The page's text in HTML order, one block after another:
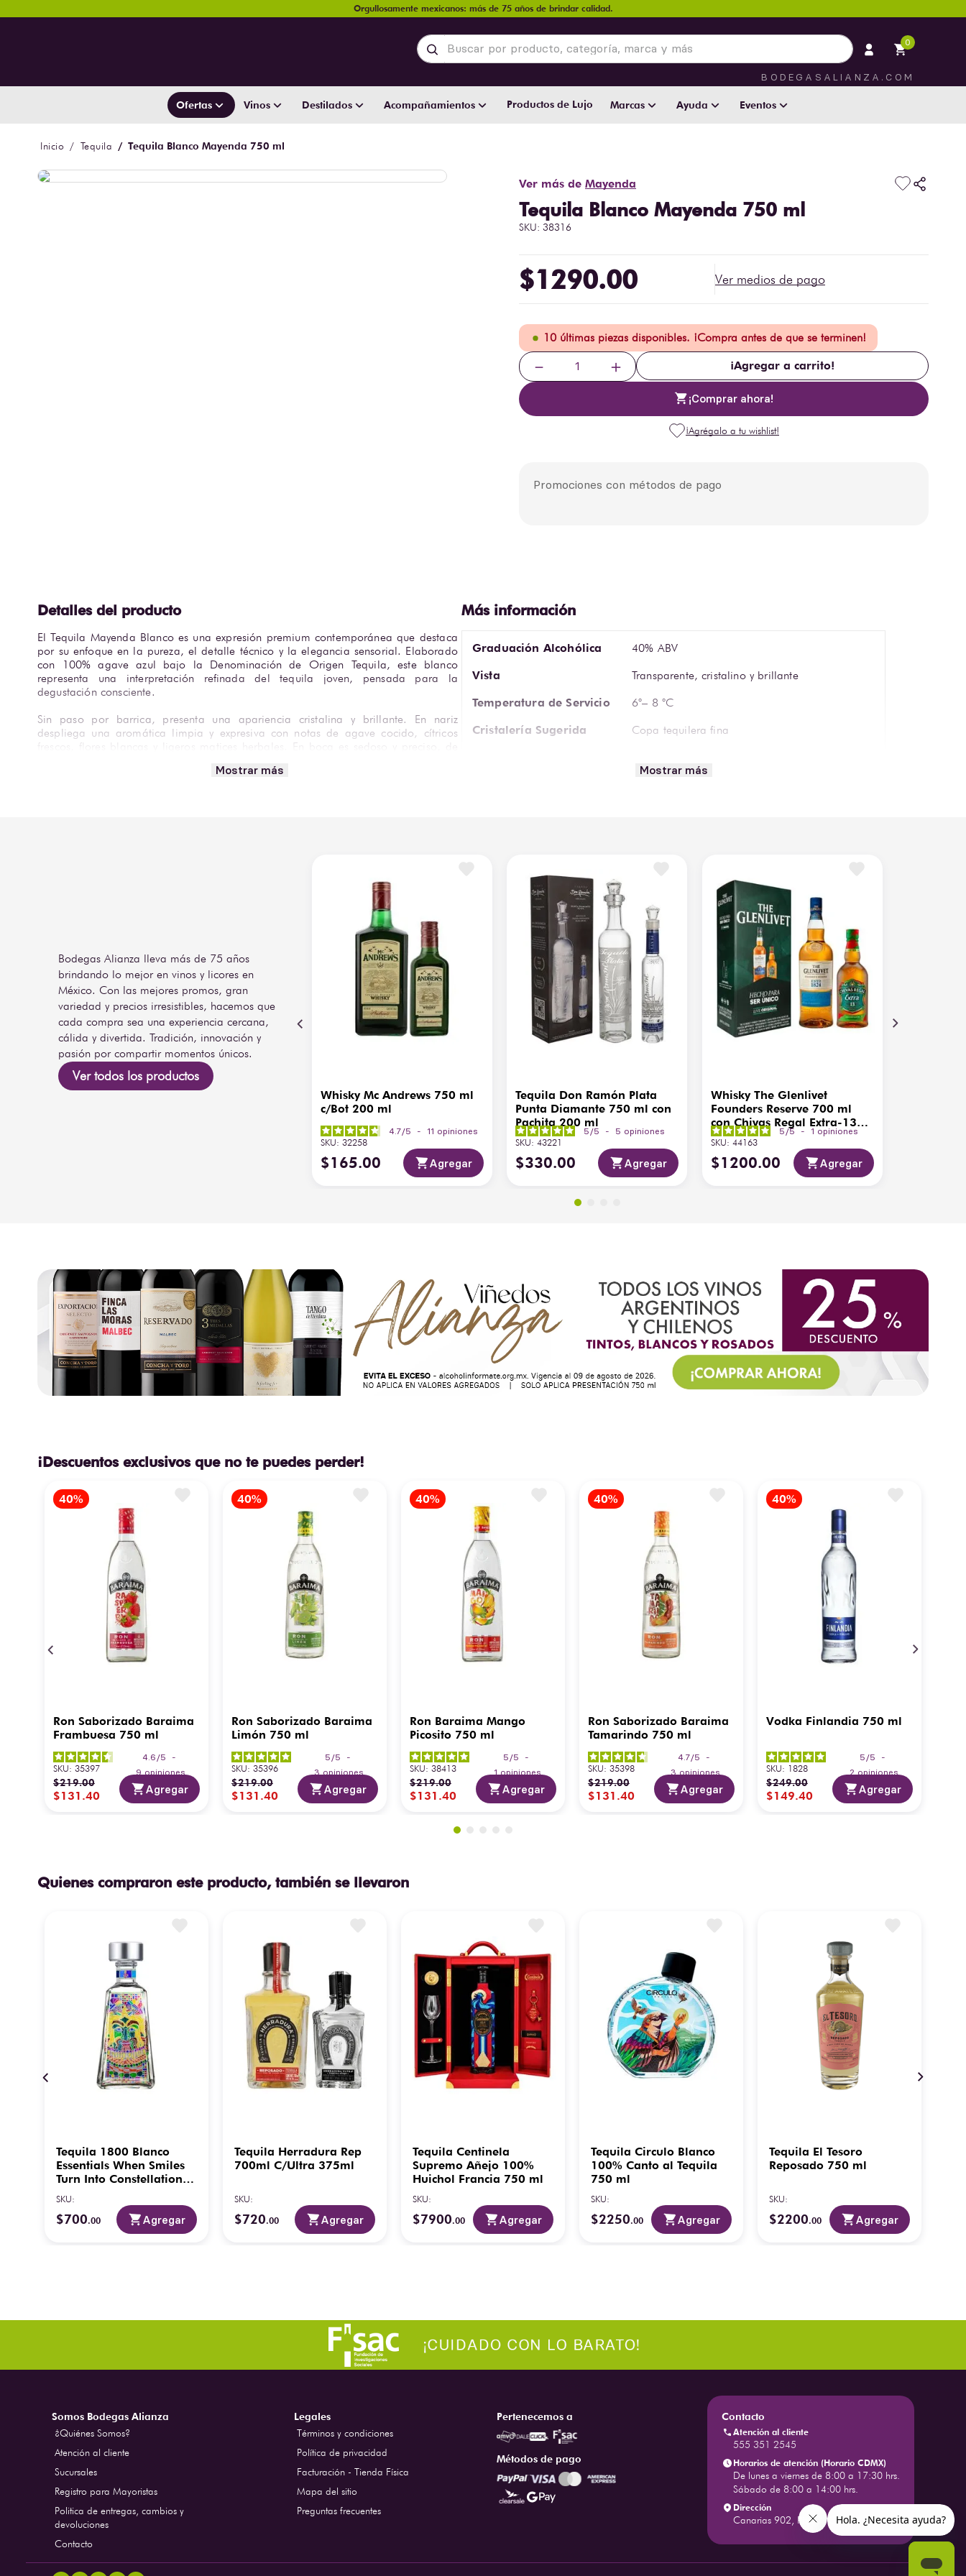
Orgullosamente mexicanos: más de 75 años de brindar calidad.
Buscar por producto, categoría, marca y más 0
BODEGASALIANZA.COM
Ofertas Vinos Destilados Acompañamientos Productos de Lujo Marcas Ayuda Eventos
Tequila Tequila Blanco Mayenda 750 ml
Ver más de Mayenda
Tequila Blanco Mayenda 750 ml
SKU: 38316
$1290.00 Ver medios de pago
10 últimas piezas disponibles. ¡Compra antes de que se terminen!
＋
－ ¡Agregar a carrito!
¡Comprar ahora!
Promociones con métodos de pago
El Tequila Mayenda Blanco es una expresión premium contemporánea que destaca
por su enfoque en la pureza, el detalle técnico y la elegancia sensorial. Elaborado
con 100% agave azul bajo la Denominación de Origen Tequila, este blanco
representa una interpretación refinada del tequila joven, pensada para la
degustación consciente.
Sin paso por barrica, presenta una apariencia cristalina y brillante. En nariz
despliega una aromática limpia y expresiva con notas de agave cocido, cítricos
frescos, flores blancas y ligeros matices herbales. En boca es sedoso y preciso, de
Mostrar más
Graduación Alcohólica 40% ABV
Vista Transparente, cristalino y brillante
Temperatura de Servicio 6°– 8 °C
Cristalería Sugerida Copa tequilera fina
Mostrar más
Bodegas Alianza lleva más de 75 años
brindando lo mejor en vinos y licores en
México. Con las mejores promos, gran
variedad y precios irresistibles, hacemos que
cada compra sea una experiencia cercana,
cálida y divertida. Tradición, innovación y
pasión por compartir momentos únicos.
Ver todos los productos
Whisky Mc Andrews 750 ml
c/Bot 200 ml
4.7/5 - 11 opiniones
SKU: 32258
$165.00 Agregar
Tequila Don Ramón Plata
Punta Diamante 750 ml con
Pachita 200 ml
5 /5 - 5 opiniones
SKU:43221
$330.00 Agregar
Whisky The Glenlivet
Founders Reserve 700 ml
con Chivas Regal Extra-13
200ml
5 /5 - 1 opiniones
SKU:44163
$1200.00 Agregar
¡Descuentos exclusivos que no te puedes perder!
Ron Saborizado Baraima
Frambuesa 750 ml
4.6/5
-
9opiniones
SKU: 35397
$219.00
$131 .40 Agregar
Ron Saborizado Baraima
Limón 750 ml
5/5
-
3opiniones
SKU: 35396
$219.00
$131 .40 Agregar
Ron Baraima Mango
Picosito 750 ml
5/5
-
1opiniones
SKU: 38413
$219.00
$131 .40 Agregar
Ron Saborizado Baraima
Tamarindo 750 ml
4.7/5
-
3opiniones
SKU: 35398
$219.00
$131 .40 Agregar
Vodka Finlandia 750 ml
5/5
-
2opiniones
SKU: 1828
$249.00
$149.40 Agregar
Quienes compraron este producto, también se llevaron
Tequila 1800 Blanco
Essentials When Smiles
Turn Into Constellations
SKU:
$700.00 Agregar
Tequila Herradura Rep
700ml C/Ultra 375ml
SKU:
$720.00 Agregar
Tequila Centinela
Supremo Añejo 100%
Huichol Francia 750 ml
SKU:
$7900.00 Agregar
Tequila Circulo Blanco
100% Canto al Tequila
750 ml
SKU:
$2250.00 Agregar
Tequila El Tesoro
Reposado 750 ml
SKU:
$2200.00 Agregar
Somos Bodegas Alianza
¿Quiénes Somos?
Atención al cliente
Sucursales
Registro para Mayoristas
Politica de entregas, cambios y
devoluciones
Contacto
Legales
Términos y condiciones
Política de privacidad
Facturación - Tienda Física
Mapa del sitio
Preguntas frecuentes
Pertenecemos a
Métodos de pago
Contacto
Atención al cliente
555 351 2545
Horarios de atención (Horario CDMX)
De lunes a viernes de 8:00 a 17:30 hrs.
Sábado de 8:00 a 14:00 hrs.
Dirección
Canarias 902, Piso 1, Colonia Portales